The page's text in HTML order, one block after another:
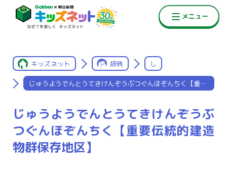
キッズネット 辞典 し
じゅうようでんとうてきけんぞうぶつぐんほぞんちく【重要伝統
じゅうようでんとうてきけんぞうぶ
つぐんほぞんちく【重要伝統的建造
物群保存地区】